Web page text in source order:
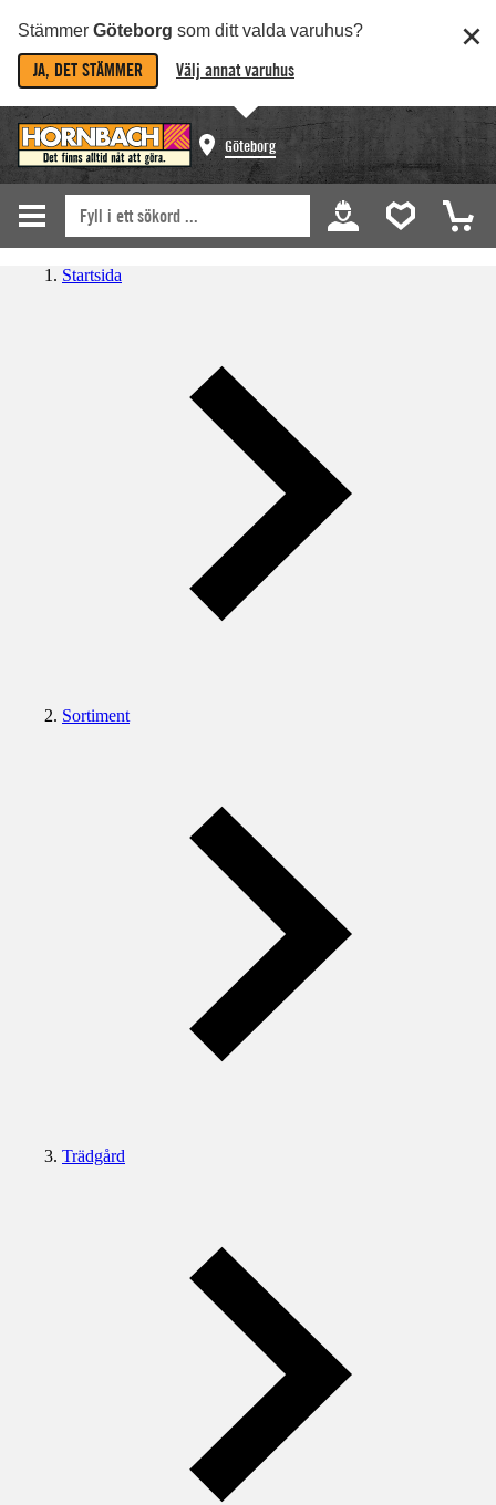
Stämmer Göteborg som ditt valda varuhus?
JA, DET STÄMMER Välj annat varuhus
Göteborg
Startsida
Sortiment
Trädgård